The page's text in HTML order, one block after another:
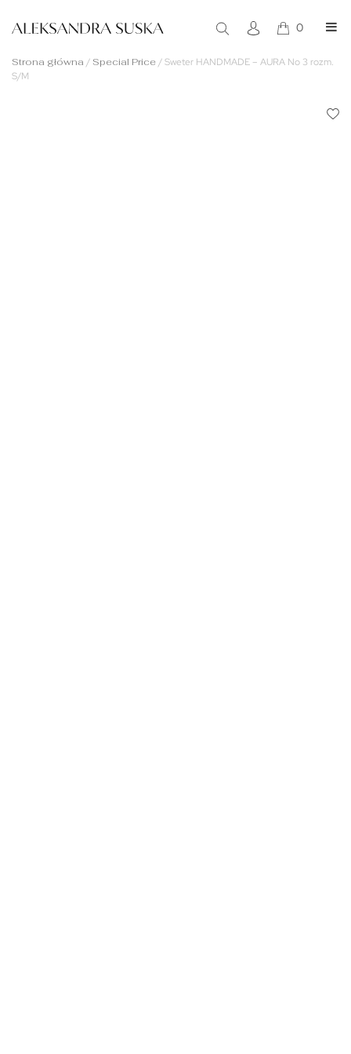
0
Strona główna / Special Price/Sweter HANDMADE – AURA No 3 rozm.
S/M